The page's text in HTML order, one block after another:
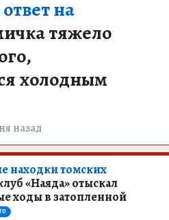
на
тяжело
холодным
назад
находки томских
«Наяда» отыскал
ходы в затопленной